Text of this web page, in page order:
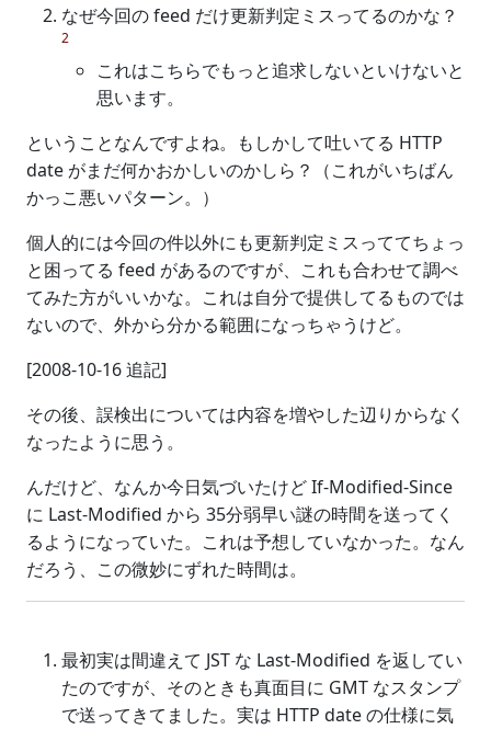
なぜ今回の feed だけ更新判定ミスってるのかな？
2
これはこちらでもっと追求しないといけないと
思います。
ということなんですよね。もしかして吐いてる HTTP
date がまだ何かおかしいのかしら？（これがいちばん
かっこ悪いパターン。）
個人的には今回の件以外にも更新判定ミスっててちょっ
と困ってる feed があるのですが、これも合わせて調べ
てみた方がいいかな。これは自分で提供してるものでは
ないので、外から分かる範囲になっちゃうけど。
[2008-10-16 追記]
その後、誤検出については内容を増やした辺りからなく
なったように思う。
んだけど、なんか今日気づいたけど If-Modified-Since
に Last-Modified から 35分弱早い謎の時間を送ってく
るようになっていた。これは予想していなかった。なん
だろう、この微妙にずれた時間は。
最初実は間違えて JST な Last-Modified を返してい
たのですが、そのときも真面目に GMT なスタンプ
で送ってきてました。実は HTTP date の仕様に気